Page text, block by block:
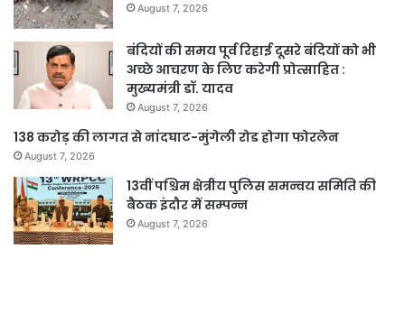
August 7, 2026
बंदियों की समय पूर्व रिहाई दूसरे बंदियों को भी
अच्छे आचरण के लिए करेगी प्रोत्साहित :
मुख्यमंत्री डॉ. यादव
August 7, 2026
138 करोड़ की लागत से नांदघाट-मुंगेली रोड होगा फोरलेन
August 7, 2026
13वीं पश्चिम क्षेत्रीय पुलिस समन्वय समिति की
बैठक इंदौर में सम्पन्न
August 7, 2026